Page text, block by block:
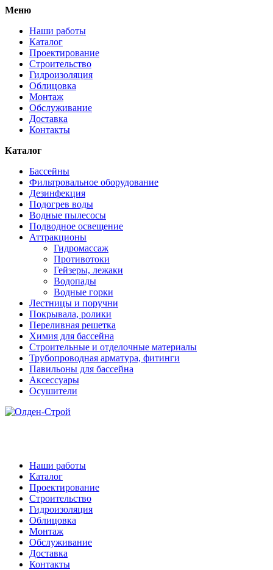
Меню
Наши работы
Каталог
Проектирование
Строительство
Гидроизоляция
Облицовка
Монтаж
Обслуживание
Доставка
Контакты
Каталог
Бассейны
Фильтровальное оборудование
Дезинфекция
Подогрев воды
Водные пылесосы
Подводное освещение
Аттракционы
Гидромассаж
Противотоки
Гейзеры, лежаки
Водопады
Водные горки
Лестницы и поручни
Покрывала, ролики
Переливная решетка
Химия для бассейна
Строительные и отделочные материалы
Трубопроводная арматура, фитинги
Павильоны для бассейна
Аксессуары
Осушители
Наши работы
Каталог
Проектирование
Строительство
Гидроизоляция
Облицовка
Монтаж
Обслуживание
Доставка
Контакты